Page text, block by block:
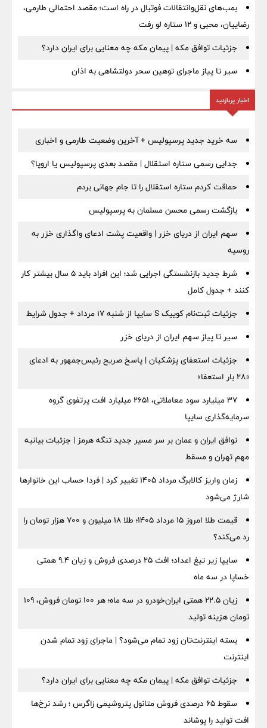
بمب‌های نقل‌وانتقالات فوتبال در راه است؛ مقصد احتمالی طارمی،
رضاییان، محبی و ۱۲ ستاره لو رفت
جزئیات توافق مکه | پیمان مکه چه معنایی برای ایران دارد؟
سیر تا پیاز ماجرای توهین سحر دولتشاهی به اذان
اخبار پربازدید
سه خرید جدید پرسپولیس + آخرین وضعیت طارمی و اخباری
جدایی رسمی ستاره استقلال | مقصد بعدی پرسپولیس یا اروپا؟
حماقت کردم ستاره استقلال را تا جام جهانی بردم
بازگشت رسمی محسن مسلمان به پرسپولیس
سهم ایران از دریای خزر | واقعیت پشت ادعای واگذاری خزر به
روسیه
شرط جدید بازنشستگی اجرایی شد؛ این افراد باید ۵ سال بیشتر کار
کنند + جدول کامل
جزئیات ثبت‌نام کوییک S سایپا از شنبه ۱۷ مرداد + جدول شرایط
سیر تا پیاز سهم ایران از دریای خزر
جزئیات استعفای پزشکیان | پاسخ صریح رئیس‌جمهور به ادعای
«۲۸ بار استعفا»
۳۷ میلیارد سود معاملاتی، ۲۶۵۱ میلیارد افت پرتفوی گروه
سرمایه‌گذاری سایپا
توافق ایران و عمان بر سر مسیر جدید تنگه هرمز | جزئیات بیانیه
مهم تهران و مسقط
زمان واریز کالابرگ مرداد ۱۴۰۵ تغییر کرد | فردا حساب این خانوارها
شارژ می‌شود
قیمت طلا امروز ۱۵ مرداد ۱۴۰۵؛ طلا ۱۸ میلیون و ۷۰۰ هزار تومان را
رد می‌کند؟
سایپا زیر تیغ اعداد؛ افت ۲۵ درصدی فروش و زیان ۹.۴ همتی
خساپا در سه ماه
زیان ۲۲.۵ همتی ایران‌خودرو در سه ماه؛ هر ۱۰۰ تومان فروش، ۱۰۹
تومان هزینه تولید
بسته اینترنت‌تان زود تمام می‌شود؟ | ماجرای زود تمام شدن
اینترنت
جزئیات توافق مکه | پیمان مکه چه معنایی برای ایران دارد؟
سقوط ۶۵ درصدی فروش متانول پتروشیمی زاگرس ؛ رشد نرخ‌ها
افت تولید را پوشاند